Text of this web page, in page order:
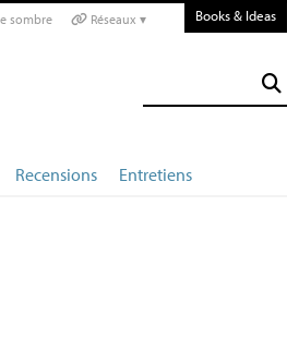
sombre Réseaux ▾ Books & Ideas
Recensions Entretiens